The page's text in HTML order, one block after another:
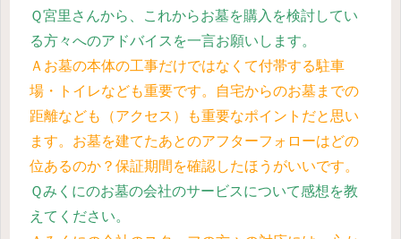
Ｑ宮里さんから、これからお墓を購入を検討してい
る方々へのアドバイスを一言お願いします。
Ａお墓の本体の工事だけではなくて付帯する駐車
場・トイレなども重要です。自宅からのお墓までの
距離なども（アクセス）も重要なポイントだと思い
ます。お墓を建てたあとのアフターフォローはどの
位あるのか？保証期間を確認したほうがいいです。
Ｑみくにのお墓の会社のサービスについて感想を教
えてください。